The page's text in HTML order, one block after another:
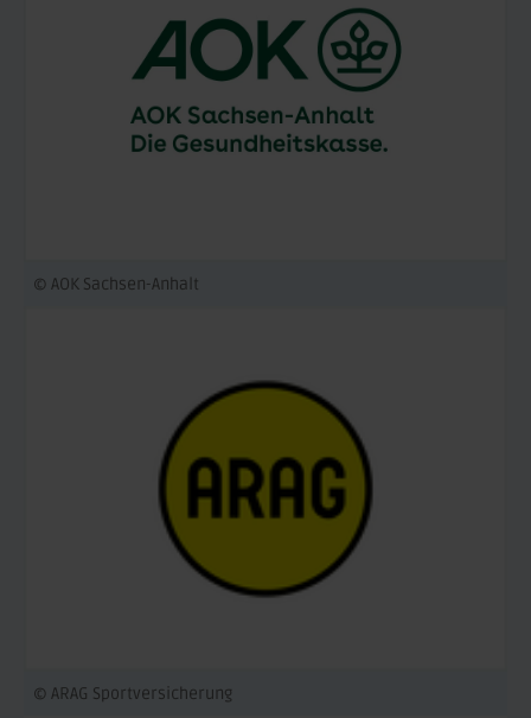
© AOK Sachsen-Anhalt
© ARAG Sportversicherung